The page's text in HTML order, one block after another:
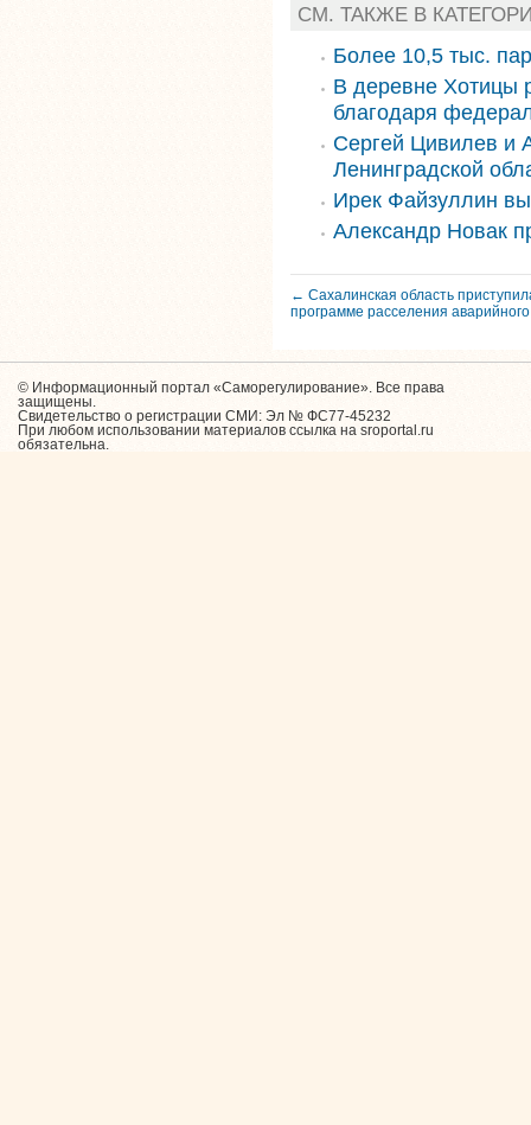
СМ. ТАКЖЕ В
Более 10,5 тыс.
В деревне Хотицы
благодаря
Сергей Цивилев и
Ленинградской
Ирек Файзуллин
Александр Новак
← Сахалинская область
программе расселения
© Информационный портал «Саморегулирование». Все права
защищены.
Свидетельство о регистрации СМИ: Эл № ФС77-45232
При любом использовании материалов ссылка на sroportal.ru
обязательна.